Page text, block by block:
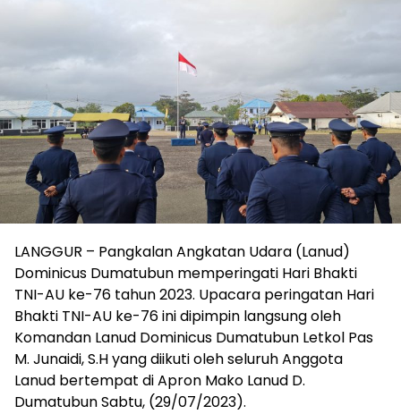
LANGGUR – Pangkalan Angkatan Udara (Lanud)
Dominicus Dumatubun memperingati Hari Bhakti
TNI-AU ke-76 tahun 2023. Upacara peringatan Hari
Bhakti TNI-AU ke-76 ini dipimpin langsung oleh
Komandan Lanud Dominicus Dumatubun Letkol Pas
M. Junaidi, S.H yang diikuti oleh seluruh Anggota
Lanud bertempat di Apron Mako Lanud D.
Dumatubun Sabtu, (29/07/2023).